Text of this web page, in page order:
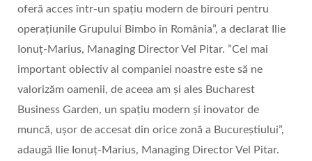
oferă acces într-un spațiu modern de birouri pentru
operațiunile Grupului Bimbo în România”, a declarat Ilie
Ionuț-Marius, Managing Director Vel Pitar. ”Cel mai
important obiectiv al companiei noastre este să ne
valorizăm oamenii, de aceea am și ales Bucharest
Business Garden, un spațiu modern și inovator de
muncă, ușor de accesat din orice zonă a Bucureștiului”,
adaugă Ilie Ionuț-Marius, Managing Director Vel Pitar.